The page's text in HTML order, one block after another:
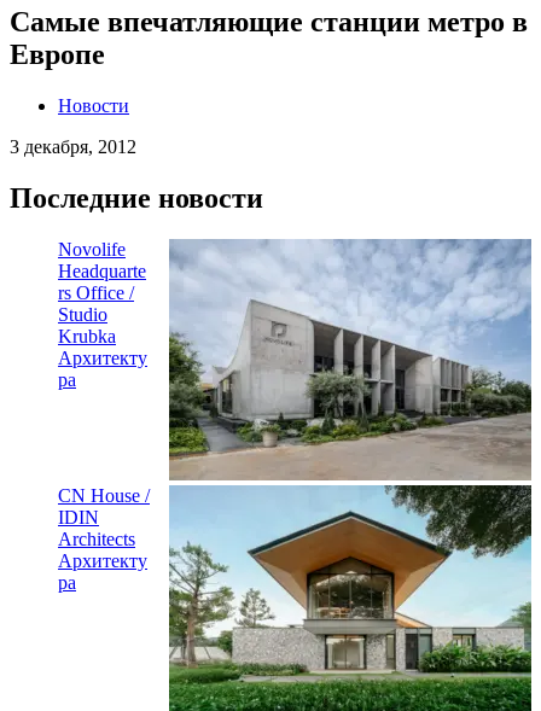
Самые впечатляющие станции метро в
Европе
Новости
3 декабря, 2012
Последние новости
Novolife
Headquarte
rs Office /
Studio
Krubka
Архитекту
ра
CN House /
IDIN
Architects
Архитекту
ра